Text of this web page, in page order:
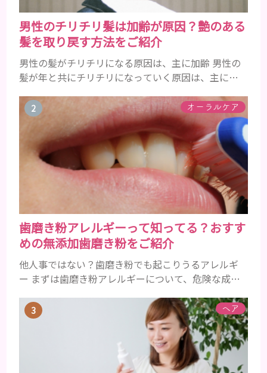
男性のチリチリ髪は加齢が原因？艶のある
髪を取り戻す方法をご紹介
男性の髪がチリチリになる原因は、主に加齢 男性の
髪が年と共にチリチリになっていく原因は、主に加
にツヤがあった男性も、いつのまにか髪がチリチリ
でペタンとするようになったと感じる人もいるでし
ょう。特に大人の男性としての魅力が出てくる40代
以降の男性に悩んでいる人が多い傾向があります。
髪が生え変わるサイクルは、年齢と共に乱れていき
ます。髪が太くならないま...
オーラルケア
歯磨き粉アレルギーって知ってる？おすす
めの無添加歯磨き粉をご紹介
他人事ではない？歯磨き粉でも起こりうるアレルギ
ー まずは歯磨き粉アレルギーについて、危険な成分
まれるアレルギーを起こすおそれのある成分 まず、
普段お使いの歯磨き粉に含まれているどの成分にア
レルギーを引き起こすおそれがあるのかを説明しま
すね。 •フッ素･･･歯の表面のエナメルを守り強くし
たり、虫歯と防ぐ働きを持つ成分 •香味料 ･･･歯磨き
ヘア